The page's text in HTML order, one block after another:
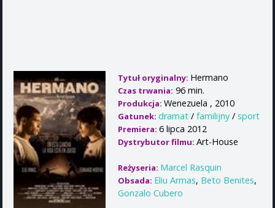
Tytuł oryginalny: Hermano
Czas trwania: 96 min.
Produkcja: Wenezuela , 2010
Gatunek: dramat / familijny / sport
Premiera: 6 lipca 2012
Dystrybutor filmu: Art-House
Reżyseria: Marcel Rasquin
Obsada: Eliu Armas, Beto Benites,
Gonzalo Cubero